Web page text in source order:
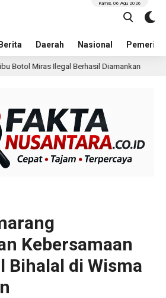
Berita Daerah Nasional
Kamis, 06 Agu 2026
4 jam lalu Sisa Pondasi,
Kebersamaan
Bihalal di Wisma